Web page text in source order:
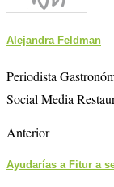
Alejandra Feldman
Periodista
Social Media
Anterior
Ayudarías a Fitur a